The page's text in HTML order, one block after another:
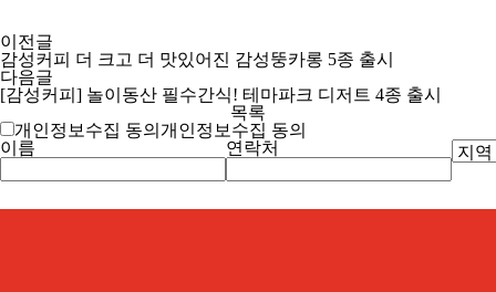
이전글
감성커피 더 크고 더 맛있어진 감성뚱카롱 5종 출시
다음글
[감성커피] 놀이동산 필수간식! 테마파크 디저트 4종 출시
목록
개인정보수집 동의 개인정보수집 동의
이름
연락처